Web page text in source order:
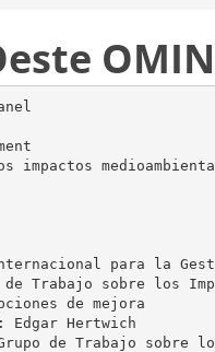
impactos
para la
de Trabajo sobre los
de mejora
Hertwich
de Trabajo sobre